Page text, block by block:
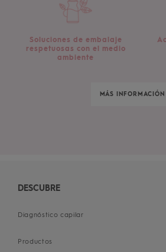
MÁS INFORMACIÓN
Soluciones de embalaje
respetuosas con el medio
ambiente
DESCUBRE
Diagnóstico capilar
Productos